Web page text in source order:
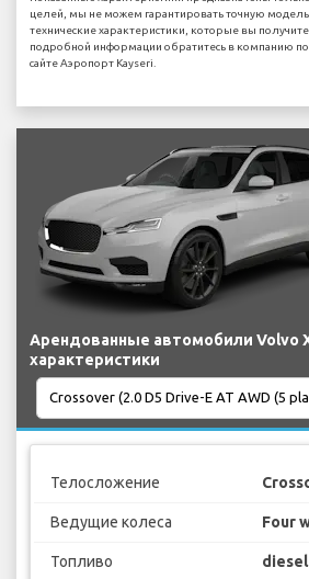
целей, мы не можем гарантировать точную
технические характеристики, которые вы
подробной информации обратитесь в компанию
сайте Аэропорт Kayseri.
Арендованные автомобили Volvo
характеристики
Телосложение
Ведущие колеса Four
Топливо diesel